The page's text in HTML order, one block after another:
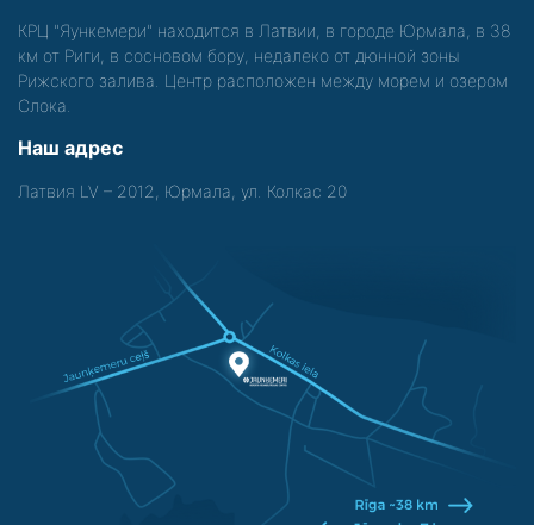
КРЦ "Яункемери" находится в Латвии, в городе Юрмала, в 38
км от Риги, в сосновом бору, недалеко от дюнной зоны
Рижского залива. Центр расположен между морем и озером
Слока.
Наш адрес
Латвия LV – 2012, Юрмала, ул. Колкас 20